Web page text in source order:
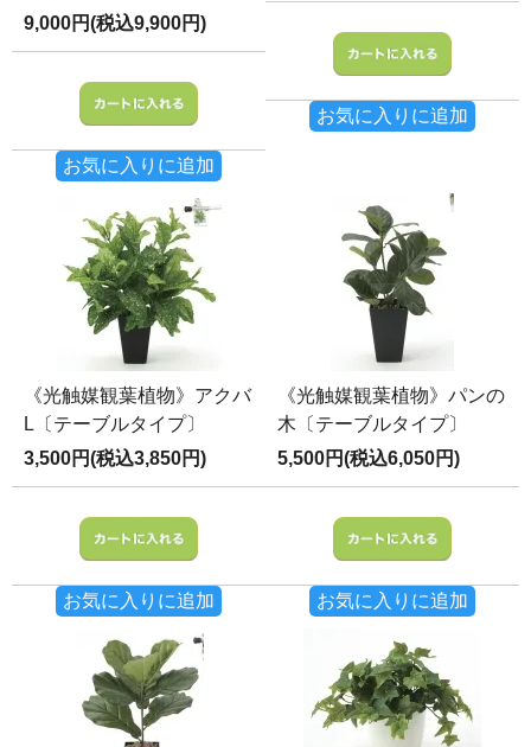
9,000円(税込9,900円)
お気に入りに追加
お気に入りに追加
《光触媒観葉植物》アクバ
L〔テーブルタイプ〕
3,500円(税込3,850円)
お気に入りに追加
《光触媒観葉植物》パンの
木〔テーブルタイプ〕
5,500円(税込6,050円)
お気に入りに追加